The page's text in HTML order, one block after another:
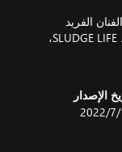
الفريد
Doseone (دوس وان) (مؤلف ألحان ‏Gang Beasts، ‏SLUDGE LIFE،‏
الإصدار